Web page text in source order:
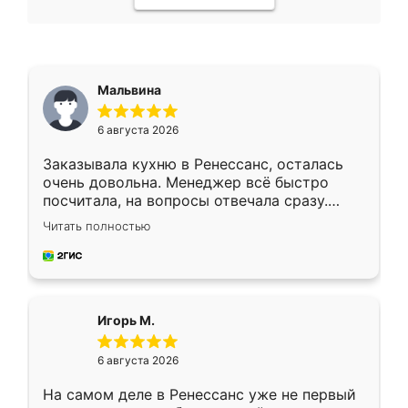
Мальвина
6 августа 2026
Заказывала кухню в Ренессанс, осталась
очень довольна. Менеджер всё быстро
посчитала, на вопросы отвечала сразу.
Замерщик приехал в субботу, подошёл к
делу со всей ответственностью. Собрали
за день, ребята работали аккуратно, даже
Читать полностью
Игорь М.
6 августа 2026
На самом деле в Ренессанс уже не первый